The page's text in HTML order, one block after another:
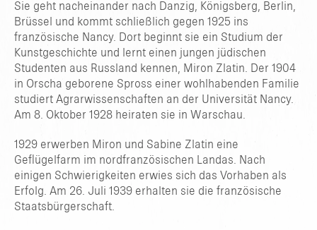
Sie geht nacheinander nach Danzig, Königsberg, Berlin,
Brüssel und kommt schließlich gegen 1925 ins
französische Nancy. Dort beginnt sie ein Studium der
Kunstgeschichte und lernt einen jungen jüdischen
Studenten aus Russland kennen, Miron Zlatin. Der 1904
in Orscha geborene Spross einer wohlhabenden Familie
studiert Agrarwissenschaften an der Universität Nancy.
Am 8. Oktober 1928 heiraten sie in Warschau.
1929 erwerben Miron und Sabine Zlatin eine
Geflügelfarm im nordfranzösischen Landas. Nach
einigen Schwierigkeiten erwies sich das Vorhaben als
Erfolg. Am 26. Juli 1939 erhalten sie die französische
Staatsbürgerschaft.